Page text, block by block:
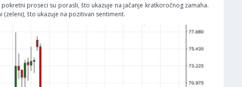
proseci su porasli, što ukazuje na jačanje kratkoročnog zamaha.
što ukazuje na pozitivan sentiment.